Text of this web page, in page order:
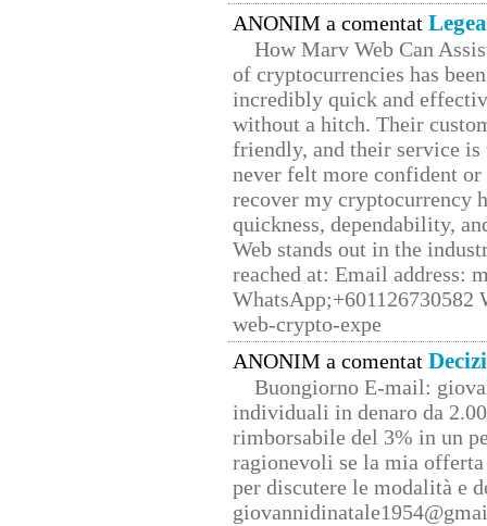
ANONIM a comentat
How Marv Web Can
of cryptocurrencies has
incredibly quick and
without a hitch. Their
friendly, and their service
never felt more confident
recover my cryptocurrency
quickness, dependability,
Web stands out in the
reached at: Email address:
web-crypto-expe
ANONIM a comentat
Buongiorno E-mail:
individuali in denaro da
rimborsabile del 3% in un
ragionevoli se la mia
per discutere le modalità e